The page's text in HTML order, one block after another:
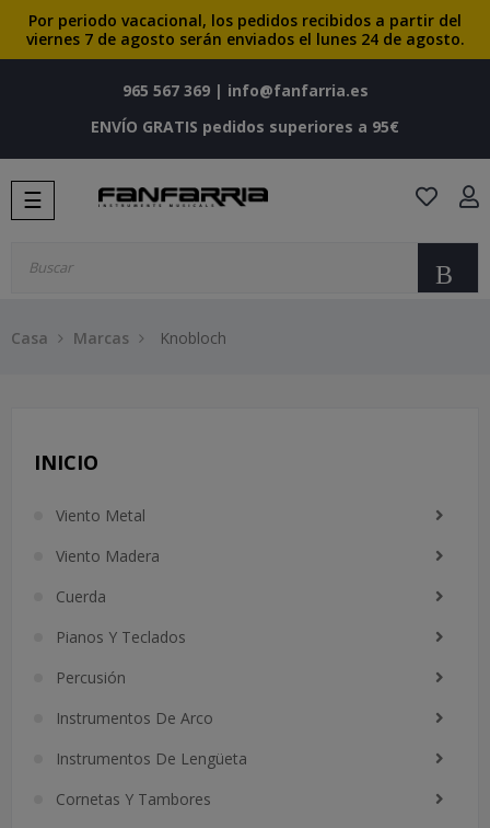
Por periodo vacacional, los pedidos recibidos a partir del
viernes 7 de agosto serán enviados el lunes 24 de agosto.
965 567 369| info@fanfarria.es
ENVÍO GRATIS pedidos superiores a 95€
Navegación
de
☰
Casa Marcas Knobloch
INICIO
Viento Metal
Viento Madera
Cuerda
Pianos Y Teclados
Percusión
Instrumentos De Arco
Instrumentos De Lengüeta
Cornetas Y Tambores